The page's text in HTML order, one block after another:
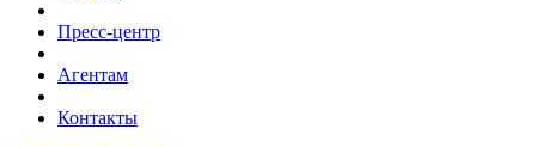
Пресс-центр
Агентам
Контакты